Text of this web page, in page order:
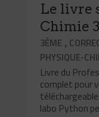
Le livre
Chimie
3ÈME ,
PHYSIQUE-
Livre du
complet pour
labo Python